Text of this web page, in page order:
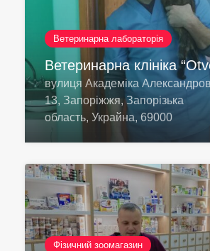
Ветеринарна лабораторія
Ветеринарна клініка
вулиця Академіка
13, Запоріжжя, Запорізька
область, Украйна, 69000
Фізичний зоомагазин